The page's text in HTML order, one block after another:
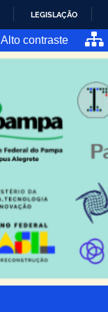
LEGISLAÇÃO
Alto contraste